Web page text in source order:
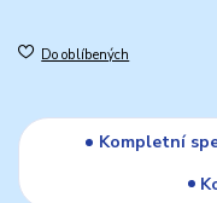
Do oblíbených
Kompletní